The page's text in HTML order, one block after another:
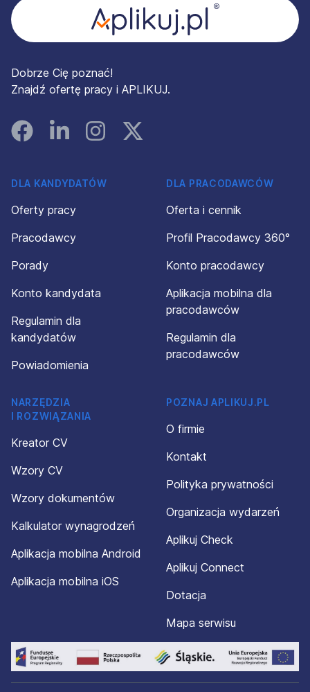
Dobrze Cię poznać!
Znajdź ofertę pracy i APLIKUJ.
FacebookLinked InInstagramInstagram
DLA KANDYDATÓW
Oferty pracy
Pracodawcy
Porady
Konto kandydata
Regulamin dla
kandydatów
Powiadomienia
DLA PRACODAWCÓW
Oferta i cennik
Profil Pracodawcy 360°
Konto pracodawcy
Aplikacja mobilna dla
pracodawców
Regulamin dla
pracodawców
NARZĘDZIA
I ROZWIĄZANIA
Kreator CV
Wzory CV
Wzory dokumentów
Kalkulator wynagrodzeń
Aplikacja mobilna Android
Aplikacja mobilna iOS
POZNAJ APLIKUJ.PL
O firmie
Kontakt
Polityka prywatności
Organizacja wydarzeń
Aplikuj Check
Aplikuj Connect
Dotacja
Mapa serwisu